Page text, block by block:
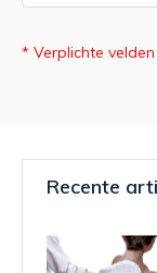
* Verplichte velden
Recente